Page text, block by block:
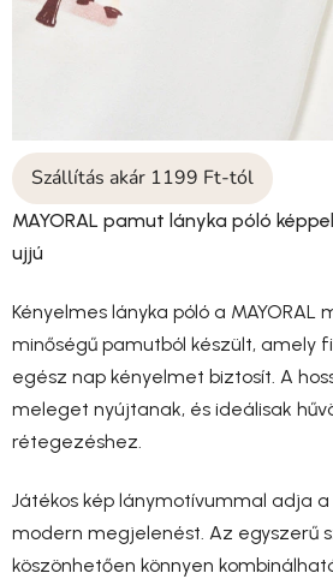
Szállítás akár 1199 Ft-tól
MAYORAL pamut lányka póló
ujjú
Kényelmes lányka póló a MAYORAL
minőségű pamutból készült, amely
egész nap kényelmet biztosít. A
meleget nyújtanak, és ideálisak
rétegezéshez.
Játékos kép lánymotívummal adja
modern megjelenést. Az egyszerű
köszönhetően könnyen